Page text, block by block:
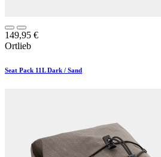
149,95 €
Ortlieb
Seat Pack 11L Dark / Sand